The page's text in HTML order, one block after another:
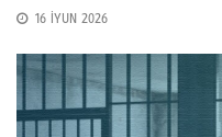
16 İYUN 2026